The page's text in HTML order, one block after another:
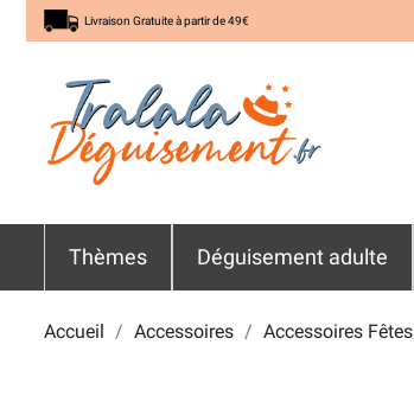
Livraison Gratuite à partir de 49€
Thèmes Déguisement adulte
Accueil Accessoires Accessoires Fêtes